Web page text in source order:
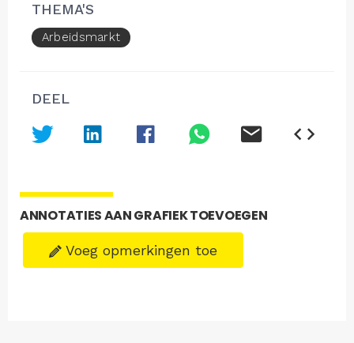
THEMA'S
Arbeidsmarkt
DEEL
ANNOTATIES AAN GRAFIEK TOEVOEGEN
Voeg opmerkingen toe